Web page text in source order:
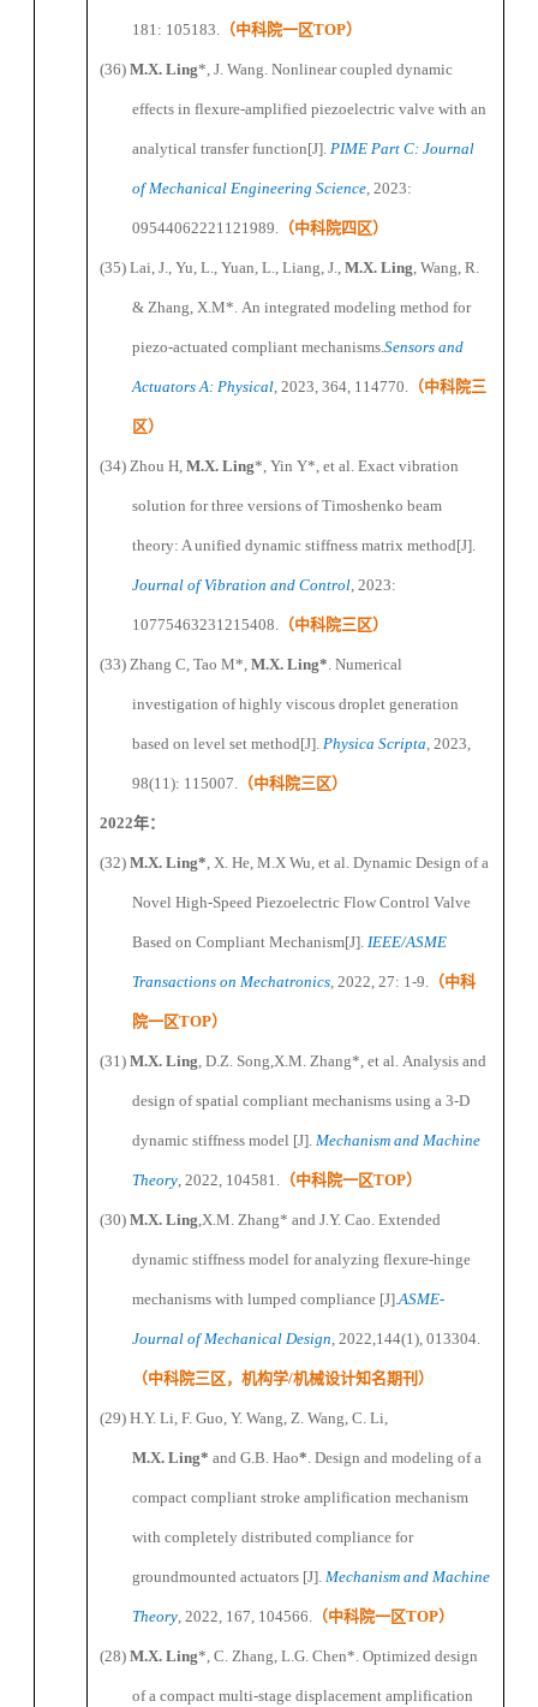
181: 105183. （中科院一区TOP）
(36) M.X. Ling* J. Wang. Nonlinear coupled dynamic
effects in flexure-amplified piezoelectric valvewith an
analytical transfer function[J]. PIME Part C: Journal
of Mechanical Engineering Science , 2023:
09544062221121989. （中科院四区）
(35) Lai, J., Yu, L., Yuan, L., Liang, J., M.X. Ling , Wang, R.
& Zhang, X.M*. An integrated modeling method for
piezo-actuated compliant mechanisms.Sensors and
Actuators A: Physical 2023,364, 114770. （中科院三
区）
(34) Zhou H, M.X. Ling* , Yin Y* , et al. Exact vibration
solution for three versions of Timoshenko beam
theory: A unified dynamic stiffness matrix method[J].
Journal of Vibration and Control , 2023:
10775463231215408. （中科院三区）
(33) Zhang C, Tao M* M.X. Ling* . Numerical
investigation of highly viscous droplet generation
based on level set method[J]. Physica Scripta , 2023,
98(11): 115007. （中科院三区）
2022年：
(32) M.X.Ling* , X. He, M.X Wu, et al. Dynamic Design of a
Novel High-Speed Piezoelectric Flow Control Valve
Based on Compliant Mechanism[J]. IEEE/ASME
Transactions on Mechatronics , 2022, 27: 1-9. （中科
院一区TOP）
(31) M.X.Ling D.Z. Song, X.M. Zhang* , et al Analysis and
design of spatial compliant mechanisms using a 3-D
dynamic stiffness model [J]. Mechanism and Machine
Theory , 2022, 104581. （中科院一区TOP）
(30) M.X.Ling X.M. Zhang* and J.Y. Cao . Extended
dynamicstiffnessmodel foranalyzingflexure-hinge
mechanismswithlumpedcompliance [J] .ASME-
Journal of Mechanical Design , 2022, 144(1) 013304
（中科院三区，机构学/机械设计知名期刊）
(29) H.Y. Li, F. Guo, Y. Wang, Z. Wang, C. Li,
M.X. Ling* and G.B. Hao* . Design and modeling of a
compact compliant stroke amplification mechanism
with completely distributed compliance for
groundmounted actuators [J]. Mechanism and Machine
Theory , 2022, 167, 104566. （中科院一区TOP）
(28) M.X.Ling* , C. Zhang, L.G. Chen* . Optimized design
of a compact multi-stage displacement amplification